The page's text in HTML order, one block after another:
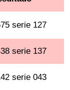
serie 127
serie 137
serie 043